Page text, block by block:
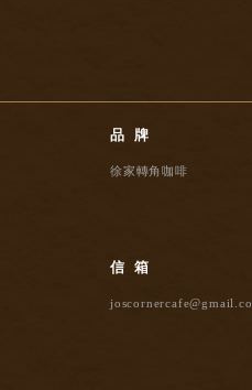
品牌
徐家轉角咖啡
信箱